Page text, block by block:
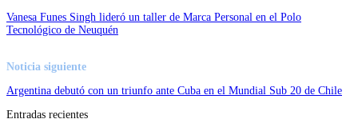
Vanesa Funes Singh lideró un taller de Marca Personal en el Polo
Tecnológico de Neuquén
Noticia siguiente
Argentina debutó con un triunfo ante Cuba en el Mundial Sub 20 de Chile
Entradas recientes